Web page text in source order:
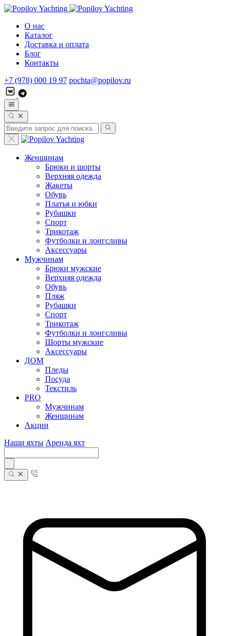
О нас
Каталог
Доставка и оплата
Блог
Контакты
+7 (978) 000 19 97 pochta@popilov.ru
Женщинам
Брюки и шорты
Верхняя одежда
Жакеты
Обувь
Платья и юбки
Рубашки
Спорт
Трикотаж
Футболки и лонгсливы
Аксессуары
Мужчинам
Брюки мужские
Верхняя одежда
Обувь
Пляж
Рубашки
Спорт
Трикотаж
Футболки и лонгсливы
Шорты мужские
Аксессуары
ДОМ
Пледы
Посуда
Текстиль
PRO
Мужчинам
Женщинам
Акции
Наши яхты Аренда яхт